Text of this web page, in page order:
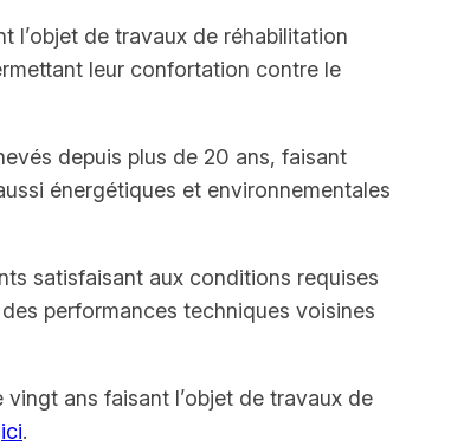
l’objet de travaux de réhabilitation
leur confortation contre le
depuis plus de 20 ans, faisant
énergétiques et environnementales
satisfaisant aux conditions requises
performances techniques voisines
ans faisant l’objet de travaux de
ici.